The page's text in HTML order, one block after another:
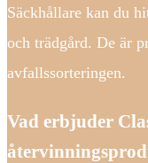
Säckhållare kan du
och trädgård. De är
avfallssorteringen.
Vad erbjuder